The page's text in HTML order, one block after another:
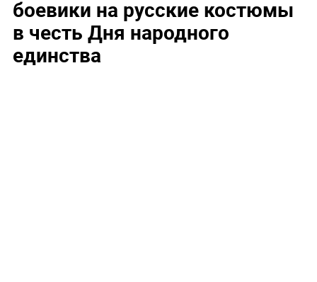
боевики на русские костюмы
в честь Дня народного
единства